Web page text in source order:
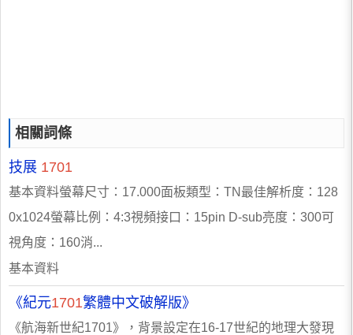
相關詞條
技展 1701
基本資料螢幕尺寸：17.000面板類型：TN最佳解析度：128
0x1024螢幕比例：4:3視頻接口：15pin D-sub亮度：300可
視角度：160消...
基本資料
《紀元1701繁體中文破解版》
《航海新世紀1701》，背景設定在16-17世紀的地理大發現